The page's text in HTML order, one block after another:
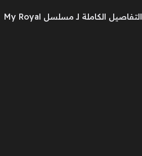
اقرأ أيضاً:مشاهدة مسلسل The Wonder Fools بجودة عالية مترجم كامل HD.. مسلسلات كورية 2026التفاصيل الكاملة لـ مسلسل My Royal